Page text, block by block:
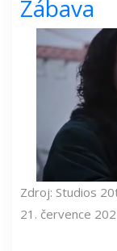
Zábava
Zdroj: Studios
21. července